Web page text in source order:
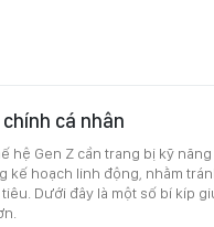
cá nhân
hệ Gen Z cần trang bị kỹ
kế hoạch linh động, nhằm
Dưới đây là một số bí kíp